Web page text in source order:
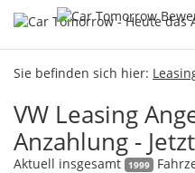
Sie befinden sich hier:
VW Leasing
Anzahlung -
Aktuell insgesamt 1999
Sie haben Fragen,
+49(0)89